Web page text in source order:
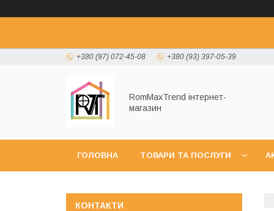
+380 (97) 072-45-08 +380 (93) 397-05-39
RomMaxTrend інтернет-
магазин
ГОЛОВНА ТОВАРИ ТА ПОСЛУГИ
КОНТАКТИ